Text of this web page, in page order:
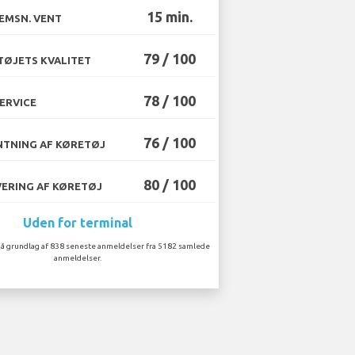
VENT 15 min.
KVALITET 79 / 100
78 / 100
AF KØRETØJ 76 / 100
AF KØRETØJ 80 / 100
Uden for terminal
grundlag af 838 seneste anmeldelser fra 5182 samlede
anmeldelser.